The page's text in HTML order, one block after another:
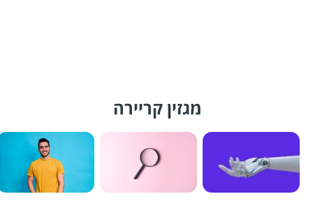
מגזין קריירה